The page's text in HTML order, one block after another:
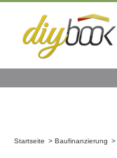
Startseite Baufinanzierung